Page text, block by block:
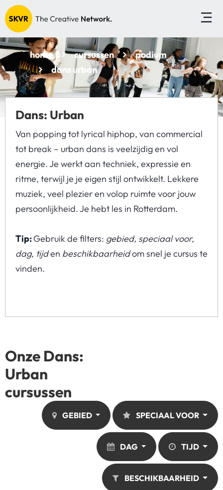
home cursussen
podium
dans urban
Dans: Urban
Van popping tot lyrical hiphop, van commercial
tot break – urban dans is veelzijdig en vol
energie. Je werkt aan techniek, expressie en
ritme, terwijl je je eigen stijl ontwikkelt. Lekkere
muziek, veel plezier en volop ruimte voor jouw
persoonlijkheid. Je hebt les in Rotterdam.
Tip:Gebruik de filters: gebied, speciaal voor,
dag, tijden beschikbaarheidom snel je cursus te
vinden.
Onze Dans:
Urban
cursussen
GEBIED SPECIAAL VOOR
DAG TIJD
BESCHIKBAARHEID